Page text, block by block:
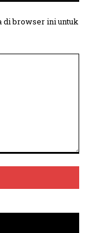
di browser ini untuk